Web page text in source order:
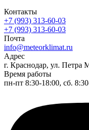
Контакты
+7 (993) 313-60-03
+7 (993) 313-60-03
Почта
info@meteorklimat.ru
Адрес
г. Краснодар, ул. Петра
Время работы
пн-пт 8:30-18:00, сб.